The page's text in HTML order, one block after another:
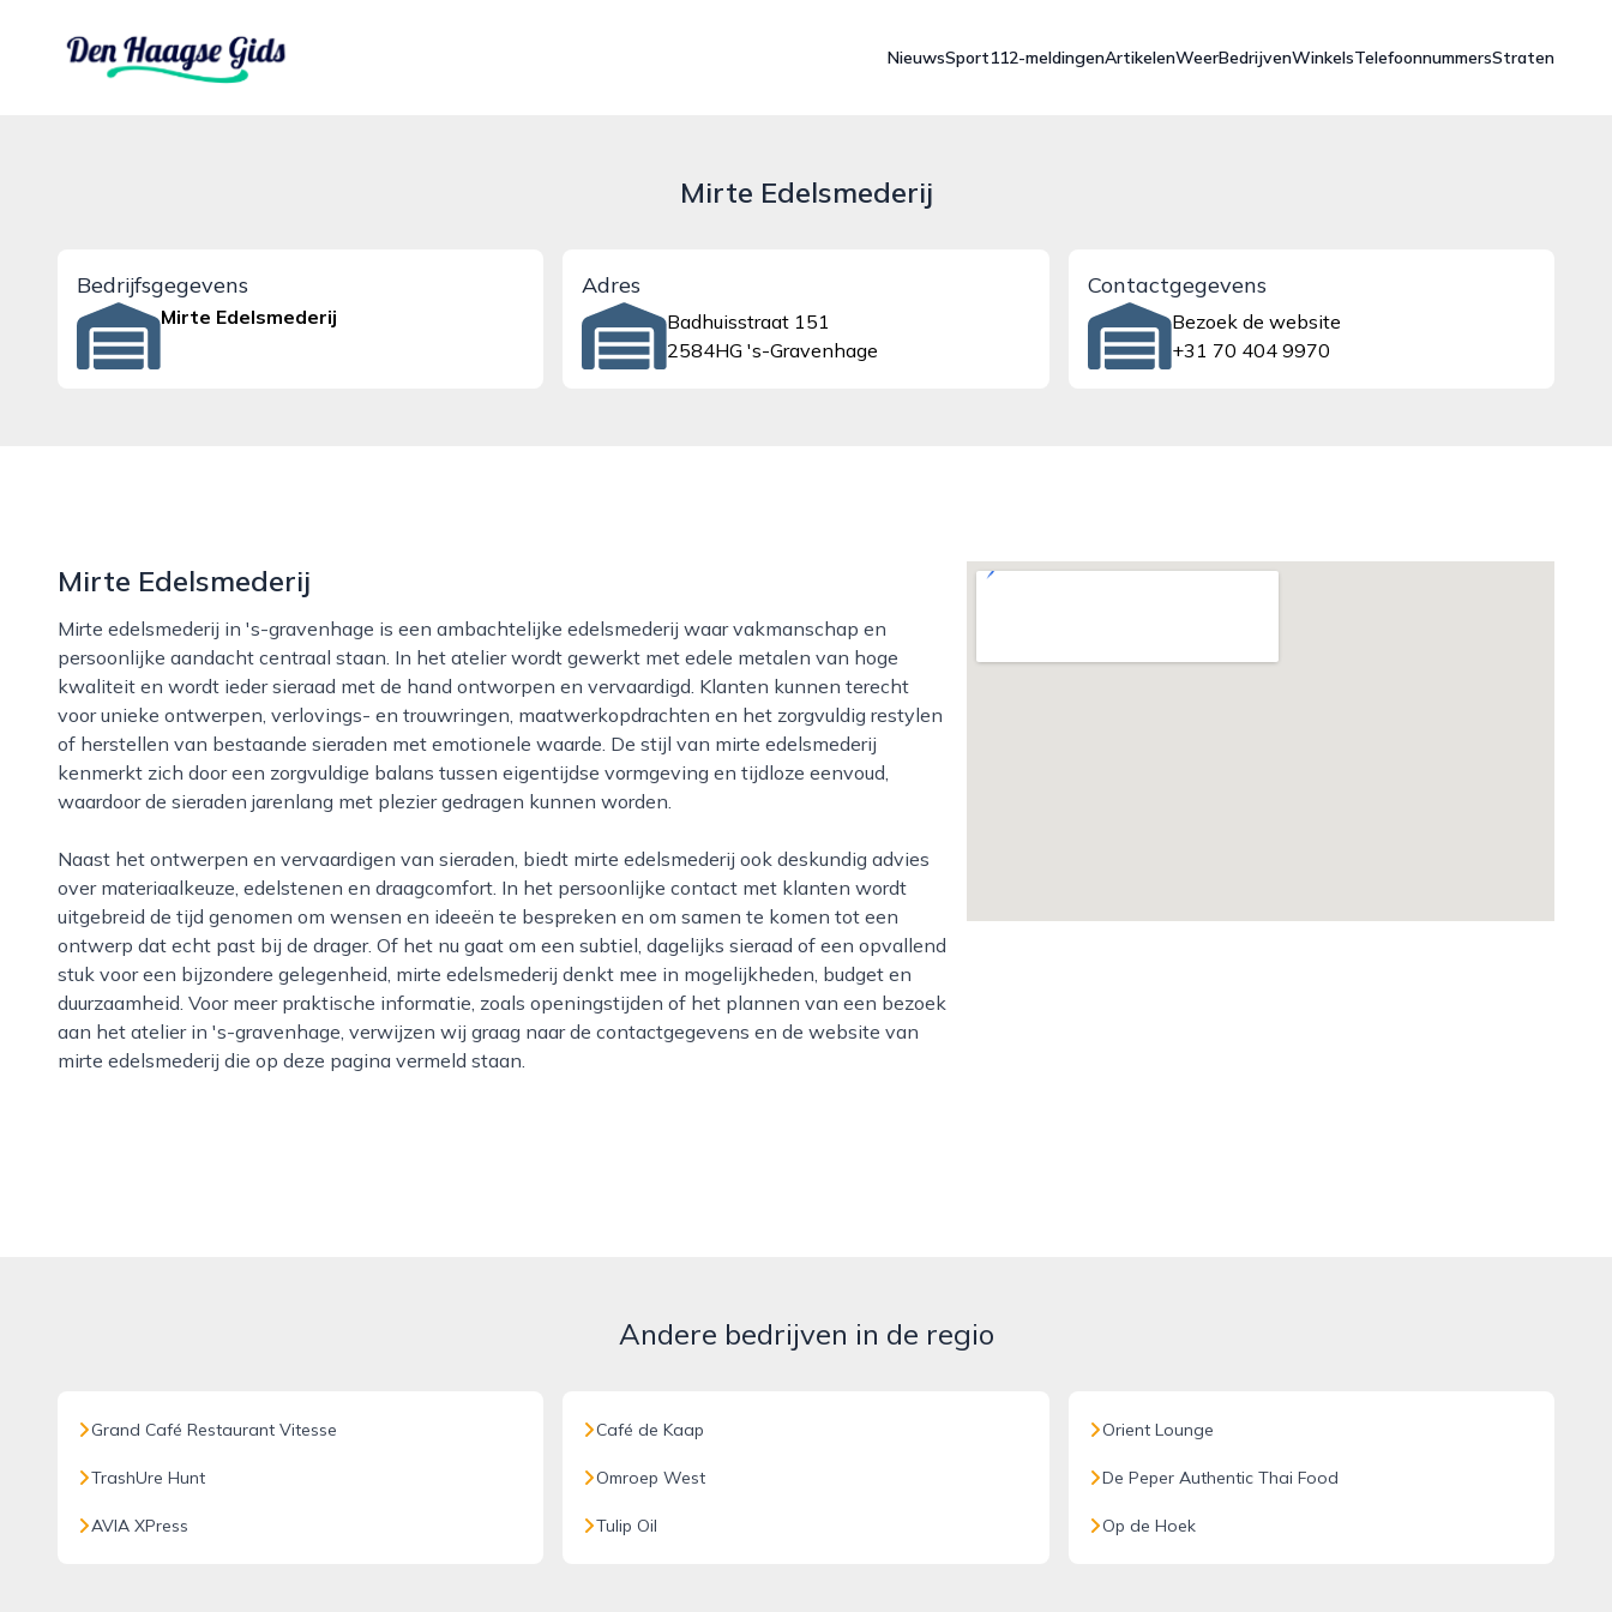
denhaagsegids.nl
NieuwsSport112-meldingenArtikelenWeerBedrijvenWinkelsTelefoonnummersStraten
Mirte Edelsmederij
Bedrijfsgegevens
Mirte Edelsmederij
Adres
Badhuisstraat 151
2584HG 's-Gravenhage
Contactgegevens
Bezoek de website
+31 70 404 9970
Mirte Edelsmederij
Mirte edelsmederij in 's-gravenhage is een ambachtelijke edelsmederij waar vakmanschap en
persoonlijke aandacht centraal staan. In het atelier wordt gewerkt met edele metalen van hoge
kwaliteit en wordt ieder sieraad met de hand ontworpen en vervaardigd. Klanten kunnen terecht
voor unieke ontwerpen, verlovings- en trouwringen, maatwerkopdrachten en het zorgvuldig restylen
of herstellen van bestaande sieraden met emotionele waarde. De stijl van mirte edelsmederij
kenmerkt zich door een zorgvuldige balans tussen eigentijdse vormgeving en tijdloze eenvoud,
waardoor de sieraden jarenlang met plezier gedragen kunnen worden.
Naast het ontwerpen en vervaardigen van sieraden, biedt mirte edelsmederij ook deskundig advies
over materiaalkeuze, edelstenen en draagcomfort. In het persoonlijke contact met klanten wordt
uitgebreid de tijd genomen om wensen en ideeën te bespreken en om samen te komen tot een
ontwerp dat echt past bij de drager. Of het nu gaat om een subtiel, dagelijks sieraad of een opvallend
stuk voor een bijzondere gelegenheid, mirte edelsmederij denkt mee in mogelijkheden, budget en
duurzaamheid. Voor meer praktische informatie, zoals openingstijden of het plannen van een bezoek
aan het atelier in 's-gravenhage, verwijzen wij graag naar de contactgegevens en de website van
mirte edelsmederij die op deze pagina vermeld staan.
Andere bedrijven in de regio
Grand Café Restaurant Vitesse
TrashUre Hunt
AVIA XPress
Café de Kaap
Omroep West
Tulip Oil
Orient Lounge
De Peper Authentic Thai Food
Op de Hoek